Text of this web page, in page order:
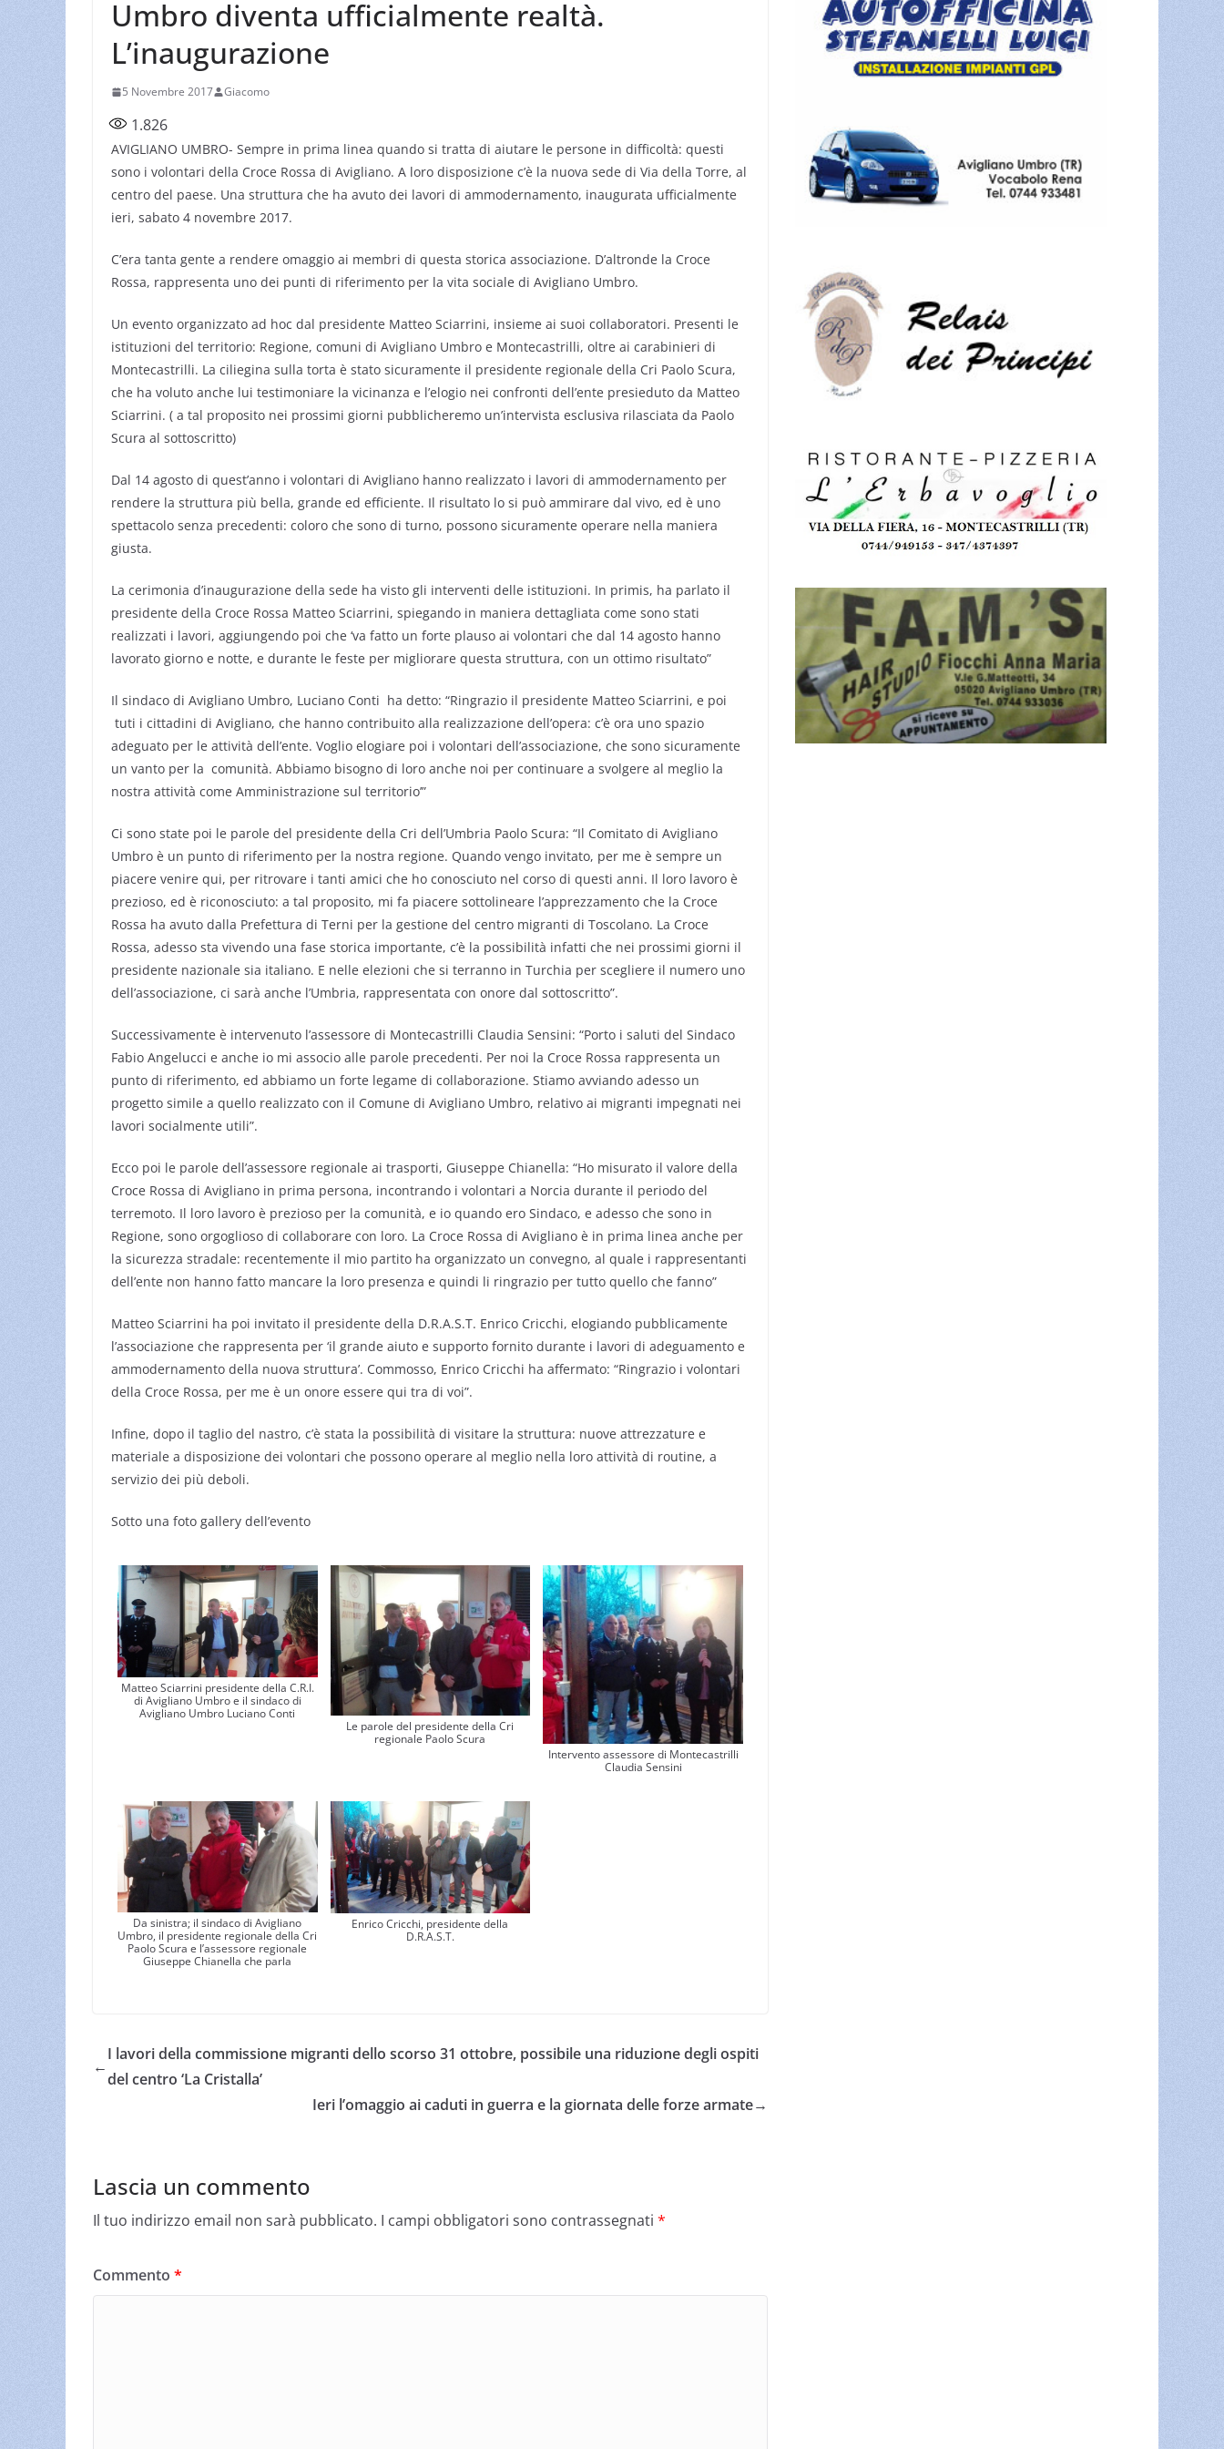
Umbro diventa ufficialmente realtà.
L’inaugurazione
5 Novembre 2017 Giacomo
1.826
AVIGLIANO UMBRO- Sempre in prima linea quando si tratta di aiutare le persone in difficoltà: questi
sono i volontari della Croce Rossa di Avigliano. A loro disposizione c’è la nuova sede di Via della Torre, al
centro del paese. Una struttura che ha avuto dei lavori di ammodernamento, inaugurata ufficialmente
ieri, sabato 4 novembre 2017.
C’era tanta gente a rendere omaggio ai membri di questa storica associazione. D’altronde la Croce
Rossa, rappresenta uno dei punti di riferimento per la vita sociale di Avigliano Umbro.
Un evento organizzato ad hoc dal presidente Matteo Sciarrini, insieme ai suoi collaboratori. Presenti le
istituzioni del territorio: Regione, comuni di Avigliano Umbro e Montecastrilli, oltre ai carabinieri di
Montecastrilli. La ciliegina sulla torta è stato sicuramente il presidente regionale della Cri Paolo Scura,
che ha voluto anche lui testimoniare la vicinanza e l’elogio nei confronti dell’ente presieduto da Matteo
Sciarrini. ( a tal proposito nei prossimi giorni pubblicheremo un’intervista esclusiva rilasciata da Paolo
Scura al sottoscritto)
Dal 14 agosto di quest’anno i volontari di Avigliano hanno realizzato i lavori di ammodernamento per
rendere la struttura più bella, grande ed efficiente. Il risultato lo si può ammirare dal vivo, ed è uno
spettacolo senza precedenti: coloro che sono di turno, possono sicuramente operare nella maniera
giusta.
La cerimonia d’inaugurazione della sede ha visto gli interventi delle istituzioni. In primis, ha parlato il
presidente della Croce Rossa Matteo Sciarrini, spiegando in maniera dettagliata come sono stati
realizzati i lavori, aggiungendo poi che ‘va fatto un forte plauso ai volontari che dal 14 agosto hanno
lavorato giorno e notte, e durante le feste per migliorare questa struttura, con un ottimo risultato”
Il sindaco di Avigliano Umbro, Luciano Conti ha detto: “Ringrazio il presidente Matteo Sciarrini, e poi
tuti i cittadini di Avigliano, che hanno contribuito alla realizzazione dell’opera: c’è ora uno spazio
adeguato per le attività dell’ente. Voglio elogiare poi i volontari dell’associazione, che sono sicuramente
un vanto per la comunità. Abbiamo bisogno di loro anche noi per continuare a svolgere al meglio la
nostra attività come Amministrazione sul territorio’”
Ci sono state poi le parole del presidente della Cri dell’Umbria Paolo Scura: “Il Comitato di Avigliano
Umbro è un punto di riferimento per la nostra regione. Quando vengo invitato, per me è sempre un
piacere venire qui, per ritrovare i tanti amici che ho conosciuto nel corso di questi anni. Il loro lavoro è
prezioso, ed è riconosciuto: a tal proposito, mi fa piacere sottolineare l’apprezzamento che la Croce
Rossa ha avuto dalla Prefettura di Terni per la gestione del centro migranti di Toscolano. La Croce
Rossa, adesso sta vivendo una fase storica importante, c’è la possibilità infatti che nei prossimi giorni il
presidente nazionale sia italiano. E nelle elezioni che si terranno in Turchia per scegliere il numero uno
dell’associazione, ci sarà anche l’Umbria, rappresentata con onore dal sottoscritto”.
Successivamente è intervenuto l’assessore di Montecastrilli Claudia Sensini: “Porto i saluti del Sindaco
Fabio Angelucci e anche io mi associo alle parole precedenti. Per noi la Croce Rossa rappresenta un
punto di riferimento, ed abbiamo un forte legame di collaborazione. Stiamo avviando adesso un
progetto simile a quello realizzato con il Comune di Avigliano Umbro, relativo ai migranti impegnati nei
lavori socialmente utili”.
Ecco poi le parole dell’assessore regionale ai trasporti, Giuseppe Chianella: “Ho misurato il valore della
Croce Rossa di Avigliano in prima persona, incontrando i volontari a Norcia durante il periodo del
terremoto. Il loro lavoro è prezioso per la comunità, e io quando ero Sindaco, e adesso che sono in
Regione, sono orgoglioso di collaborare con loro. La Croce Rossa di Avigliano è in prima linea anche per
la sicurezza stradale: recentemente il mio partito ha organizzato un convegno, al quale i rappresentanti
dell’ente non hanno fatto mancare la loro presenza e quindi li ringrazio per tutto quello che fanno”
Matteo Sciarrini ha poi invitato il presidente della D.R.A.S.T. Enrico Cricchi, elogiando pubblicamente
l’associazione che rappresenta per ‘il grande aiuto e supporto fornito durante i lavori di adeguamento e
ammodernamento della nuova struttura’. Commosso, Enrico Cricchi ha affermato: “Ringrazio i volontari
della Croce Rossa, per me è un onore essere qui tra di voi”.
Infine, dopo il taglio del nastro, c’è stata la possibilità di visitare la struttura: nuove attrezzature e
materiale a disposizione dei volontari che possono operare al meglio nella loro attività di routine, a
servizio dei più deboli.
Sotto una foto gallery dell’evento
Matteo Sciarrini presidente della C.R.I.
di Avigliano Umbro e il sindaco di
Avigliano Umbro Luciano Conti
Le parole del presidente della Cri
regionale Paolo Scura
Intervento assessore di Montecastrilli
Claudia Sensini
Da sinistra; il sindaco di Avigliano
Umbro, il presidente regionale della Cri
Paolo Scura e l’assessore regionale
Giuseppe Chianella che parla
Enrico Cricchi, presidente della
D.R.A.S.T.
←
I lavori della commissione migranti dello scorso 31 ottobre, possibile una riduzione degli ospiti
del centro ‘La Cristalla’
Ieri l’omaggio ai caduti in guerra e la giornata delle forze armate→
Lascia un commento
Il tuo indirizzo email non sarà pubblicato. I campi obbligatori sono contrassegnati *
Commento *